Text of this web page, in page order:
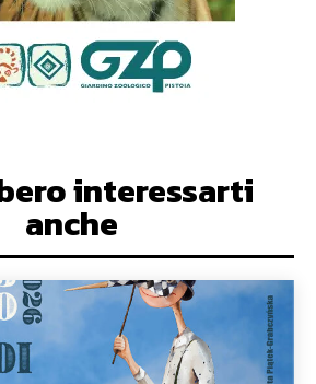
interessarti
anche